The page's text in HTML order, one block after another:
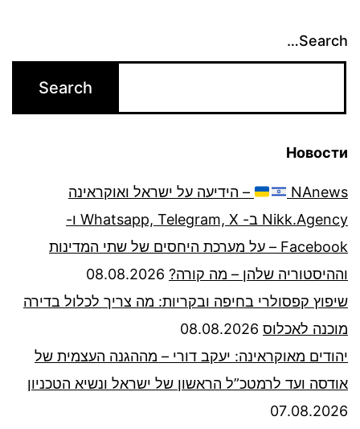
Search…
Новости
NAnews
– הידיעה על ישראל ואוקראינה
Nikk.Agency ב- Whatsapp, Telegram, X ו-
Facebook – על מערכת היחסים של שתי המדינות
וההיסטוריה שלהן – מה קורה? 08.08.2026
שיפוץ קפסולרי בחיפה ובקריות: מה צריך לכלול בדירה
מוכנה לאכלוס 08.08.2026
יהודים מאוקראינה: יעקב דורי – מההגנה העצמית של
אודסה ועד לרמטכ”ל הראשון של ישראל ונשיא הטכניון
07.08.2026